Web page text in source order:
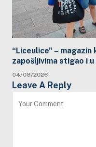
“Liceulice” –
zapošljivima stigao i u
04/08/2026
Leave A Reply